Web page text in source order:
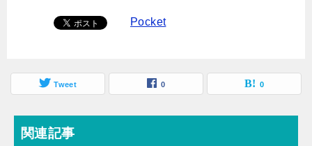
Pocket
Tweet 0 0
関連記事